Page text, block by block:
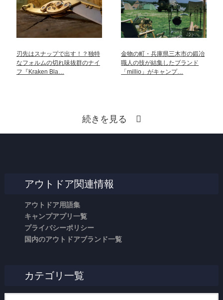
刃先はスナップで出す！？独特
なフォルムの切れ味抜群のナイ
フ『Kraken Bla…
金物の町・兵庫県三木市の鍛冶
職人の技が結集したブランド
「millio」がキャンプ…
続きを見る
アウトドア関連情報
アウトドア用語集
キャンプアプリ一覧
プライバシーポリシー
国内のアウトドアブランド一覧
カテゴリ一覧